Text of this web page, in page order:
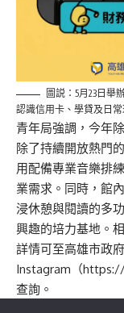
圖説：5月23日舉
認識信用卡、學貸及日常
青年局強調，今年
除了持續開放熱門
用配備專業音樂排
業需求。同時，館
浸休憩與閱讀的多
興趣的培力基地。
詳情可至高雄市政
Instagram（
查詢。